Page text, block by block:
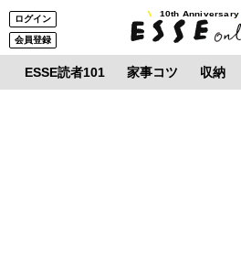
ログイン
会員登録
10th Anniversary
ESSE読者101 家事コツ 収納